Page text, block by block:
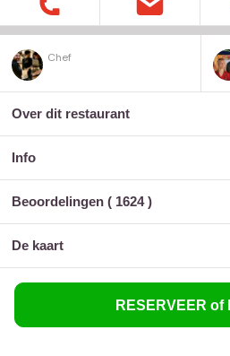
Chef
Over dit restaurant
Info
Beoordelingen ( 1624)
de kaart
RESERVEER of